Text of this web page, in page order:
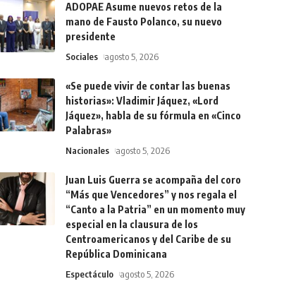
ADOPAE Asume nuevos retos de la
mano de Fausto Polanco, su nuevo
presidente
Sociales agosto 5, 2026
«Se puede vivir de contar las buenas
historias»: Vladimir Jáquez, «Lord
Jáquez», habla de su fórmula en «Cinco
Palabras»
Nacionales agosto 5, 2026
Juan Luis Guerra se acompaña del coro
“Más que Vencedores” y nos regala el
“Canto a la Patria” en un momento muy
especial en la clausura de los
Centroamericanos y del Caribe de su
República Dominicana
Espectáculo agosto 5, 2026